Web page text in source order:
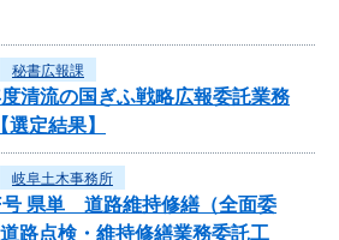
秘書広報課
度清流の国ぎふ戦略広報委託業務
定結果】
岐阜土木事務所
号 県単 道路維持修繕（全面委
路点検・維持修繕業務委託工